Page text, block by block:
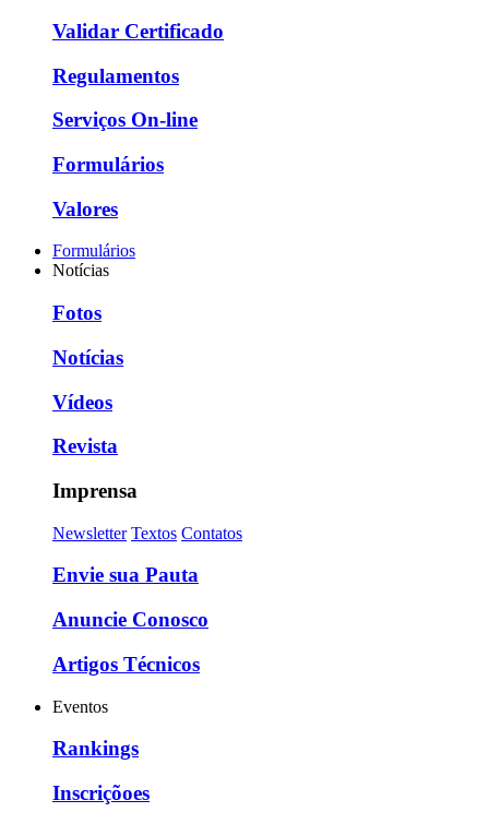
Validar Certificado
Regulamentos
Serviços On-line
Formulários
Valores
Formulários
Notícias
Fotos
Notícias
Vídeos
Revista
Imprensa
Newsletter Textos Contatos
Envie sua Pauta
Anuncie Conosco
Artigos Técnicos
Eventos
Rankings
Inscriçõoes